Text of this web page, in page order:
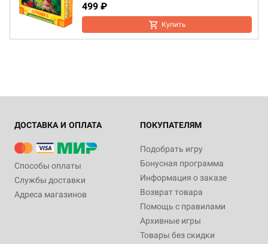
499 ₽
Купить
ДОСТАВКА И ОПЛАТА
Способы оплаты
Службы доставки
Адреса магазинов
ПОКУПАТЕЛЯМ
Подобрать игру
Бонусная программа
Информация о заказе
Возврат товара
Помощь с правилами
Архивные игры
Товары без скидки